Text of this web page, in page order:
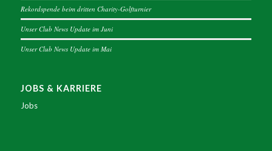
Rekordspende beim dritten Charity-Golfturnier
Unser Club News Update im Juni
Unser Club News Update im Mai
JOBS & KARRIERE
Jobs